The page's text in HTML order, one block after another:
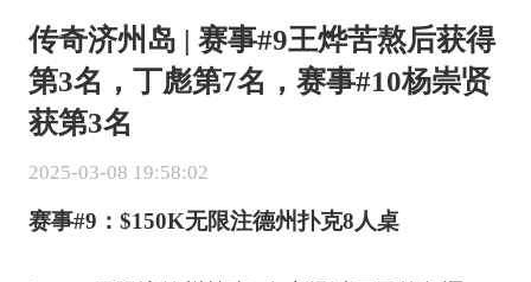
传奇济州岛 | 赛事#9王烨苦熬后获得
第3名，丁彪第7名，赛事#10杨崇贤
获第3名
2025-03-08 19:58:02
赛事#9：$150K无限注德州扑克8人桌